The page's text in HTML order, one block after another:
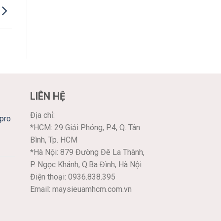
LIÊN HỆ
Địa chỉ:
*HCM: 29 Giải Phóng, P.4, Q. Tân
Bình, Tp. HCM
*Hà Nội: 879 Đường Đê La Thành,
P. Ngọc Khánh, Q.Ba Đình, Hà Nội
Điện thoại: 0936.838.395
Email: maysieuamhcm.com.vn